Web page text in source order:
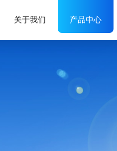
关于我们 产品中心